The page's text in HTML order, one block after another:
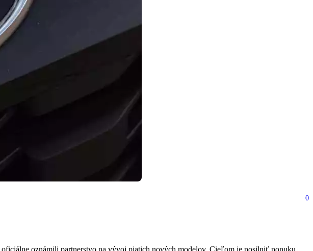
0
oznámili partnerstvo na vývoj piatich nových modelov. Cieľom je posilniť ponuku